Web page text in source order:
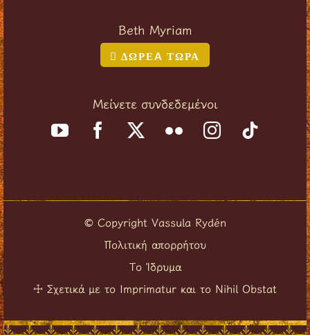
Beth Myriam
ΔΩΡΕA ΤΩΡΑ
Μείνετε συνδεδεμένοι
©Copyright Vassula Rydén
Πολιτική απορρήτου
Το Ίδρυμα
☩ Σχετικά με το Imprimatur και το Nihil Obstat